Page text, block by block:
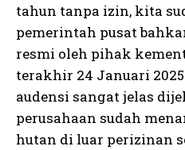
tahun tanpa izin, kita
pemerintah pusat
resmi oleh pihak
terakhir 24 Januari
audensi sangat jelas
perusahaan sudah
hutan di luar perizinan